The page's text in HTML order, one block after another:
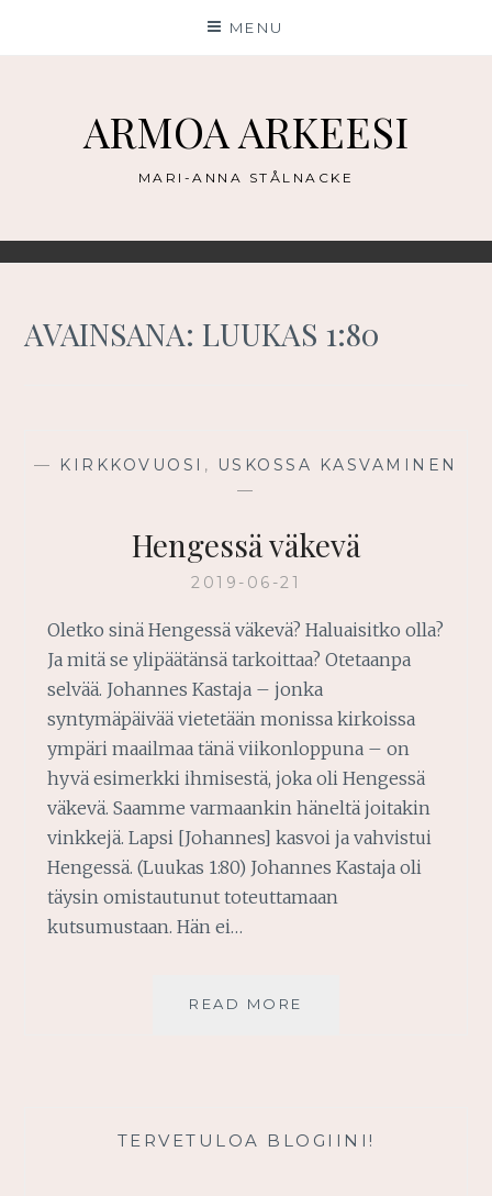
MENU
ARMOA ARKEESI
MARI-ANNA STÅLNACKE
AVAINSANA:LUUKAS 1:80
— KIRKKOVUOSI ,
USKOSSA KASVAMINEN
—
Hengessä väkevä
2019-06-21
Oletko sinä Hengessä väkevä? Haluaisitko olla?
Ja mitä se ylipäätänsä tarkoittaa? Otetaanpa
selvää. Johannes Kastaja – jonka
syntymäpäivää vietetään monissa kirkoissa
ympäri maailmaa tänä viikonloppuna – on
hyvä esimerkki ihmisestä, joka oli Hengessä
väkevä. Saamme varmaankin häneltä joitakin
vinkkejä. Lapsi [Johannes] kasvoi ja vahvistui
Hengessä. (Luukas 1:80) Johannes Kastaja oli
täysin omistautunut toteuttamaan
kutsumustaan. Hän ei…
READ MORE
TERVETULOA BLOGIINI!